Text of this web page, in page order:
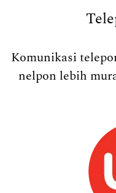
Komunikasi
nelpon lebih